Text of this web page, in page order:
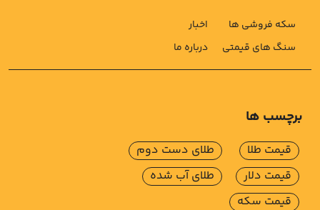
سکه فروشی ها
سنگ های قیمتی
اخبار
درباره ما
برچسب ها
قیمت طلا
قیمت دلار
قیمت سکه
طلای دست دوم
طلای آب شده